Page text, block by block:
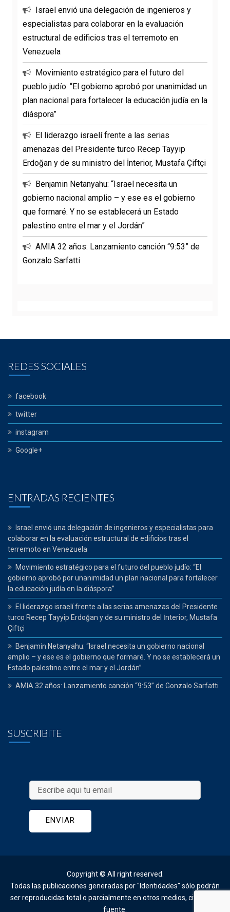
Israel envió una delegación de ingenieros y
especialistas para colaborar en la evaluación
estructural de edificios tras el terremoto en
Venezuela
Movimiento estratégico para el futuro del
pueblo judío: “El gobierno aprobó por unanimidad un
plan nacional para fortalecer la educación judía en la
diáspora”
El liderazgo israelí frente a las serias
amenazas del Presidente turco Recep Tayyip
Erdoğan y de su ministro del İnterior, Mustafa Çiftçi
Benjamin Netanyahu: “Israel necesita un
gobierno nacional amplio – y ese es el gobierno
que formaré. Y no se establecerá un Estado
palestino entre el mar y el Jordán”
AMIA 32 años: Lanzamiento canción “9:53” de
Gonzalo Sarfatti
REDES SOCIALES
facebook
twitter
instagram
Google+
ENTRADAS RECIENTES
Israel envió una delegación de ingenieros y especialistas para
colaborar en la evaluación estructural de edificios tras el
terremoto en Venezuela
Movimiento estratégico para el futuro del pueblo judío: “El
gobierno aprobó por unanimidad un plan nacional para fortalecer
la educación judía en la diáspora”
El liderazgo israelí frente a las serias amenazas del Presidente
turco Recep Tayyip Erdoğan y de su ministro del İnterior, Mustafa
Çiftçi
Benjamin Netanyahu: “Israel necesita un gobierno nacional
amplio – y ese es el gobierno que formaré. Y no se establecerá un
Estado palestino entre el mar y el Jordán”
AMIA 32 años: Lanzamiento canción “9:53” de Gonzalo Sarfatti
SUSCRIBITE
Copyright © All right reserved.
Todas las publicaciones generadas por "Identidades" sólo podrán
ser reproducidas total o parcialmente en otros medios, citando la
fuente.